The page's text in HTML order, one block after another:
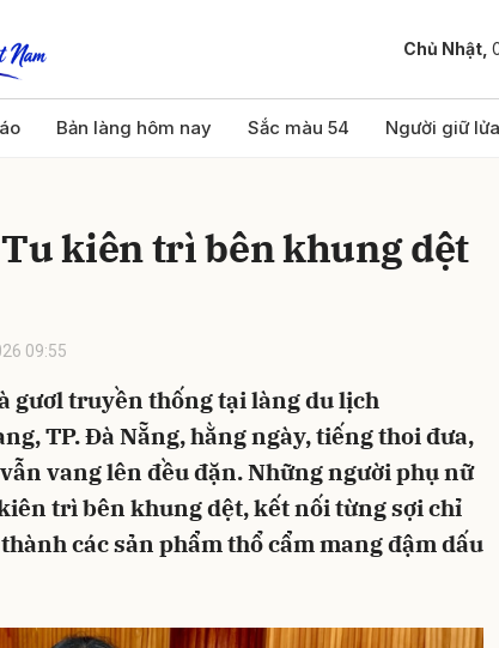
Chủ Nhật,
Bản làng hôm nay Sắc màu 54 Người giữ lửa
kiên trì bên khung dệt
09:55
gươl truyền thống tại làng du lịch
TP. Đà Nẵng, hằng ngày, tiếng thoi đưa,
vang lên đều đặn. Những người phụ nữ
trì bên khung dệt, kết nối từng sợi chỉ
các sản phẩm thổ cẩm mang đậm dấu
Gửi bình luận